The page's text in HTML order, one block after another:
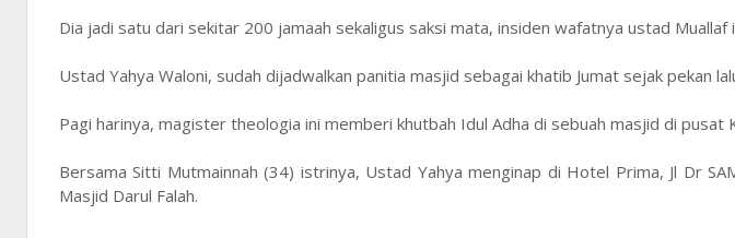
Dia jadi satu dari sekitar 200 jamaah sekaligus saksi mata, insiden wafatnya ustad Muallaf
Ustad Yahya Waloni, sudah dijadwalkan panitia masjid sebagai khatib Jumat sejak pekan
Pagi harinya, magister theologia ini memberi khutbah Idul Adha di sebuah masjid di pusat
Bersama Sitti Mutmainnah (34) istrinya, Ustad Yahya menginap di Hotel Prima, Jl Dr
Masjid Darul Falah.